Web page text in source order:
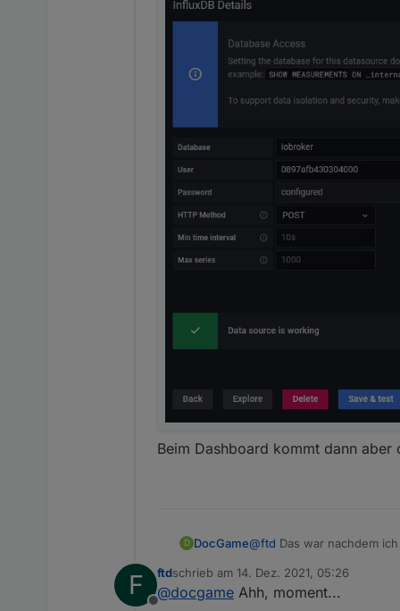
Beim Dashboard kommt dann
D DocGame@ftd Das war nachdem
Wenn ich auf InfluxQL
F ftdschrieb am 14. Dez. 2021, 05:26
zuletzt editiert von
@docgame Ahh, moment...